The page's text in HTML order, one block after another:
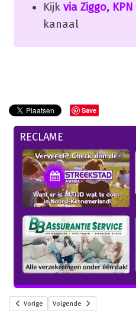
Kijk via Ziggo,
kanaal
Save
RECLAME
Vorige Volgende